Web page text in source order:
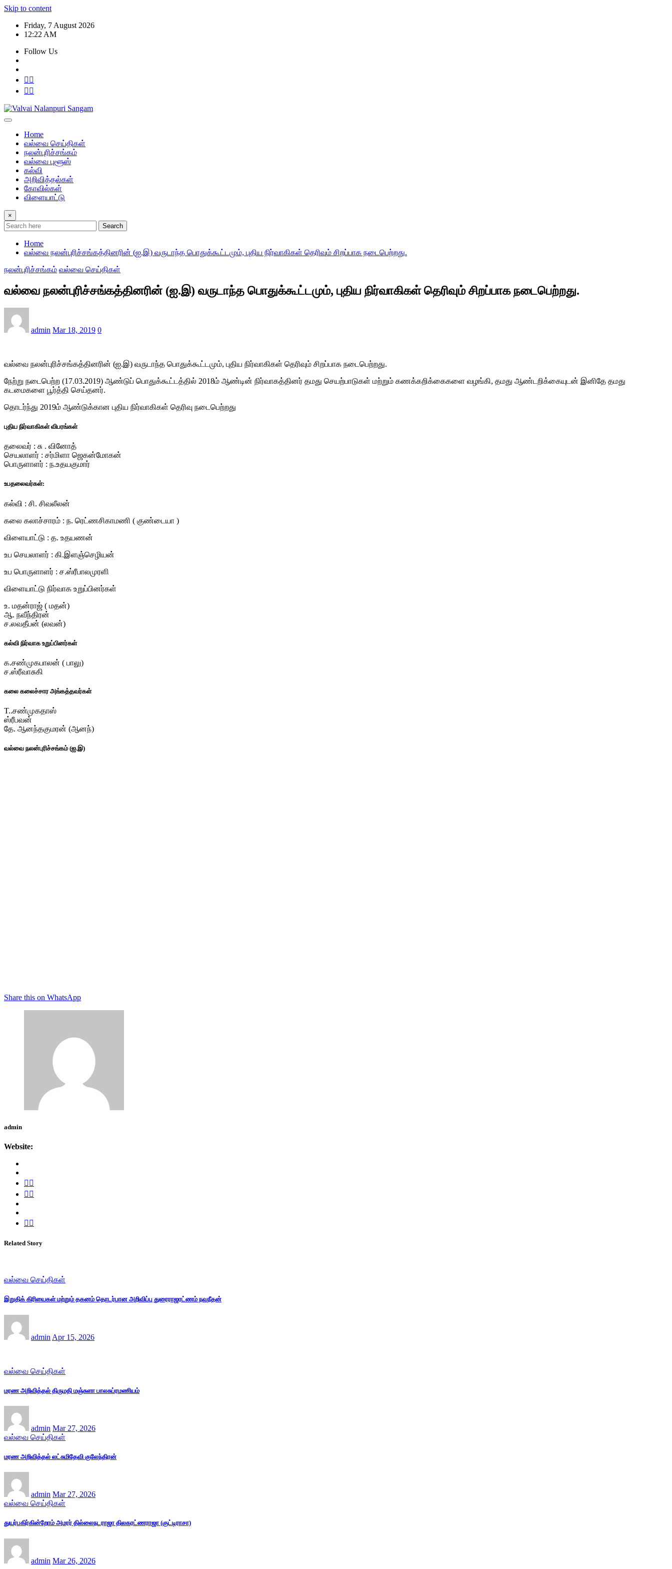
Skip to content
Friday, 7 August 2026
12:22 AM
Follow Us
Home
வல்வை செய்திகள்
நலன்புரிச்சங்கம்
வல்வை புளூஸ்
கல்வி
அறிவித்தல்கள்
கோவில்கள்
விளையாட்டு
×
Search
Home
வல்வை நலன்புரிச்சங்கத்தினரின் (ஐ.இ) வருடாந்த பொதுக்கூட்டமும், புதிய நிர்வாகிகள் தெரிவும் சிறப்பாக நடைபெற்றது.
நலன்புரிச்சங்கம் வல்வை செய்திகள்
வல்வை நலன்புரிச்சங்கத்தினரின் (ஐ.இ) வருடாந்த பொதுக்கூட்டமும், புதிய நிர்வாகிகள் தெரிவும் சிறப்பாக நடைபெற்றது.
admin Mar 18, 2019 0
வல்வை நலன்புரிச்சங்கத்தினரின் (ஐ.இ) வருடாந்த பொதுக்கூட்டமும், புதிய நிர்வாகிகள் தெரிவும் சிறப்பாக நடைபெற்றது.
நேற்று நடைபெற்ற (17.03.2019) ஆண்டுப் பொதுக்கூட்டத்தில் 2018ம் ஆண்டின் நிர்வாகத்தினர் தமது செயற்பாடுகள் மற்றும் கணக்கறிக்கைகளை வழங்கி, தமது ஆண்டறிக்கையுடன் இனிதே தமது
கடமைகளை பூர்த்தி செய்தனர்.
தொடர்ந்து 2019ம் ஆண்டுக்கான புதிய நிர்வாகிகள் தெரிவு நடைபெற்றது
புதிய நிர்வாகிகள் விபரங்கள்
தலைவர் : சு . வினோத்
செயலாளர் : சர்மிளா ஜெகன்மோகன்
பொருளாளர் : ந.உதயகுமார்
உபதலைவர்கள்:
கல்வி : சி. சிவலீலன்
கலை கலாச்சாரம் : ந. ரெட்ணசிகாமணி ( குண்டையா )
விளையாட்டு : த. உதயணன்
உப செயலாளர் : கி.இளஞ்செழியன்
உப பொருளாளர் : ச.ஸ்ரீபாலமுரளி
விளையாட்டு நிர்வாக உறுப்பினர்கள்
உ. மதன்ராஜ் ( மதன்)
ஆ. நவீந்திரன்
ச.லவதீபன் (லவன்)
கல்வி நிர்வாக உறுப்பினர்கள்
க.சண்முகபாலன் ( பாலு)
ச.ஸ்ரீவாசுகி
கலை கலைச்சார அங்கத்தவர்கள்
T..சண்முகதாஸ்
ஸ்ரீபவன்
தே. ஆனந்தகுமரன் (ஆனந்)
வல்வை நலன்புரிச்சங்கம் (ஐ.இ)
Share this on WhatsApp
admin
Website:
Related Story
வல்வை செய்திகள்
இறுதிக் கிரியைகள் மற்றும் தகனம் தொடர்பான அறிவிப்பு துரைராஜரட்ணம் நவநீதன்
admin Apr 15, 2026
வல்வை செய்திகள்
மரண அறிவித்தல் திருமதி மஞ்சுளா பாலசுப்ரமணியம்
admin Mar 27, 2026
வல்வை செய்திகள்
மரண அறிவித்தல் லட்சுமிதேவி குலேந்திரன்
admin Mar 27, 2026
வல்வை செய்திகள்
துயர்பகிர்கின்றோம் அமரர் தில்லைநடராஜா திலகரட்ணராஜா (குட்டிராசா)
admin Mar 26, 2026